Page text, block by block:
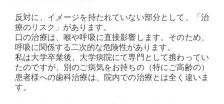
反対に、イメージを持たれていない部分として、「治
療のリスク」があります。
口の治療は、喉や呼吸に直接影響します。そのため、
呼吸に関係する二次的な危険性があります。
私は大学卒業後、大学病院にて専門として携わってい
たのですが、別のご病気をお持ちの（特にご高齢の）
患者様への歯科治療は、院内での治療とは全く違いま
す。